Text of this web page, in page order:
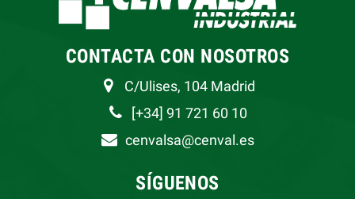
CONTACTA CON NOSOTROS
C/Ulises, 104 Madrid
[+34] 91 721 60 10
cenvalsa@cenval.es
SÍGUENOS